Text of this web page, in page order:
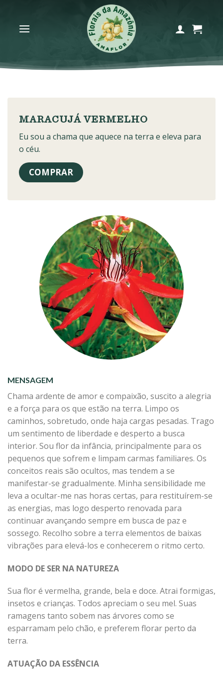
content
MARACUJÁ VERMELHO
Eu sou a chama que aquece na terra e eleva para
o céu.
COMPRAR
MENSAGEM
Chama ardente de amor e compaixão, suscito a alegria
e a força para os que estão na terra. Limpo os
caminhos, sobretudo, onde haja cargas pesadas. Trago
um sentimento de liberdade e desperto a busca
interior. Sou flor da infância, principalmente para os
pequenos que sofrem e limpam carmas familiares. Os
conceitos reais são ocultos, mas tendem a se
manifestar-se gradualmente. Minha sensibilidade me
leva a ocultar-me nas horas certas, para restituírem-se
as energias, mas logo desperto renovada para
continuar avançando sempre em busca de paz e
sossego. Recolho sobre a terra elementos de baixas
vibrações para elevá-los e conhecerem o ritmo certo.
MODO DE SER NA NATUREZA
Sua flor é vermelha, grande, bela e doce. Atrai formigas,
insetos e crianças. Todos apreciam o seu mel. Suas
ramagens tanto sobem nas árvores como se
esparramam pelo chão, e preferem florar perto da
terra.
ATUAÇÃO DA ESSÊNCIA